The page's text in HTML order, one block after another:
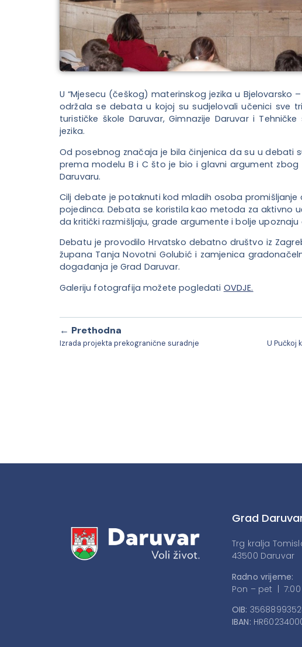
U “Mjesecu (češkog) materinskog jezika u Bjelovarsko
održala se debata u kojoj su sudjelovali učenici sve
turističke škole Daruvar, Gimnazije Daruvar i
jezika.
Od posebnog značaja je bila činjenica da su u debati
prema modelu B i C što je bio i glavni argument
Daruvaru.
Cilj debate je potaknuti kod mladih osoba promišljanje
pojedinca. Debata se koristila kao metoda za aktivno
da kritički razmišljaju, grade argumente i bolje
Debatu je provodilo Hrvatsko debatno društvo iz
župana Tanja Novotni Golubić i zamjenica
događanja je Grad Daruvar.
Galeriju fotografija možete pogledati OVDJE.
← Prethodna
Izrada projekta prekogranične suradnje
Grad
Trg kralja
43500 Daruvar
Radno vrijeme:
Pon – pet | 7:00
OIB:
IBAN: